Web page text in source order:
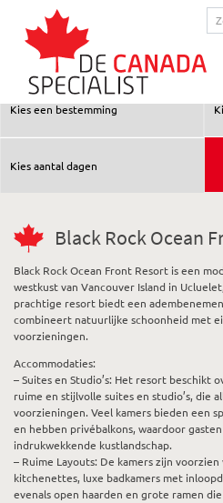
Black Rock Ocean
Black Rock Ocean Front Resort is een
westkust van Vancouver Island in
prachtige resort biedt een
combineert natuurlijke schoonheid met
voorzieningen.
Accommodaties:
– Suites en Studio’s: Het resort beschikt
ruime en stijlvolle suites en studio’s, die
voorzieningen. Veel kamers bieden een
en hebben privébalkons, waardoor
indrukwekkende kustlandschap.
– Ruime Layouts: De kamers zijn
kitchenettes, luxe badkamers met
evenals open haarden en grote ramen